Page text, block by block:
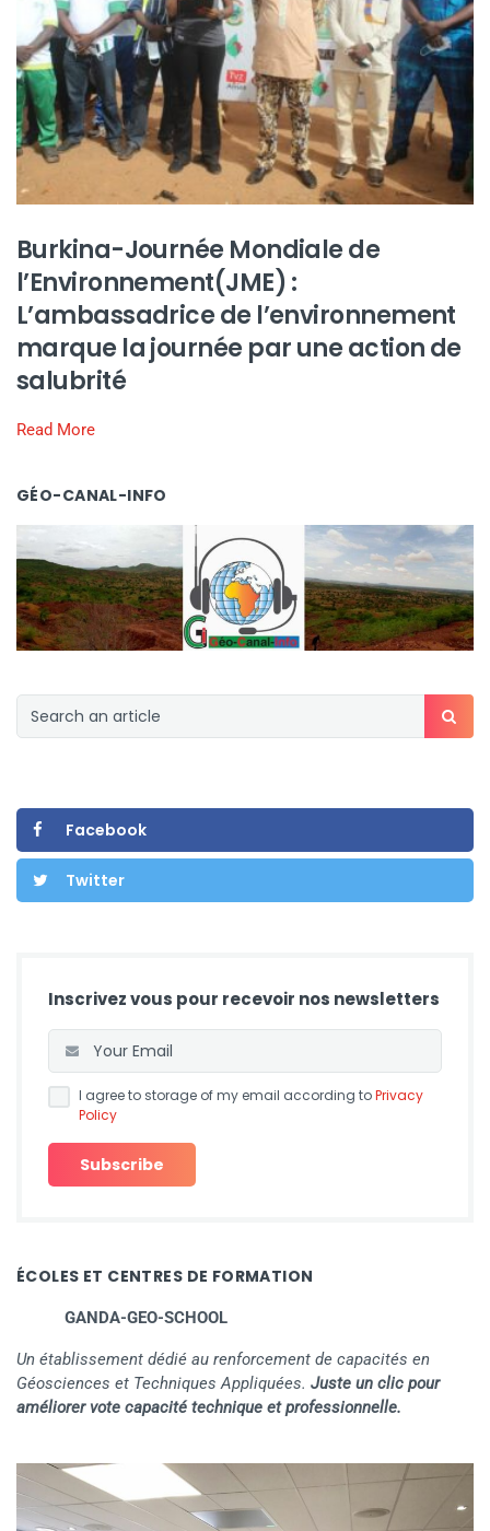
Burkina-Journée Mondiale de
l’Environnement(JME) :
L’ambassadrice de l’environnement
marque la journée par une action de
salubrité
Read More
GÉO-CANAL-INFO
Facebook
Twitter
Inscrivez vous pour recevoir nos newsletters
I agree to storage of my email according toPrivacy
Policy
ÉCOLES ET CENTRES DE FORMATION
GANDA-GEO-SCHOOL
Un établissement dédié au renforcement de capacités en
Géosciences et Techniques Appliquées. Juste un clic pour
améliorer vote capacité technique et professionnelle.